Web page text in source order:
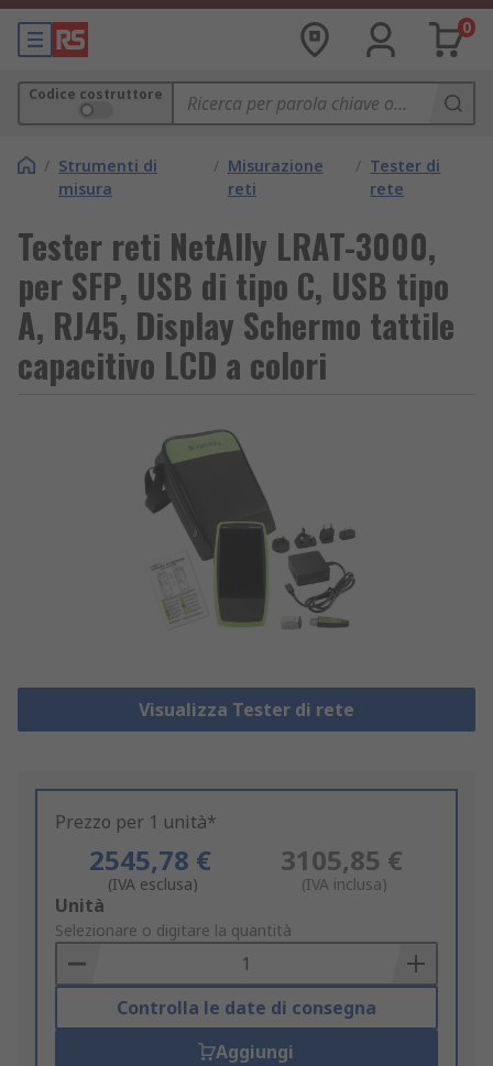
0
Codice costruttore
/ Strumenti di
misura
/ Misurazione
reti
/ Tester di
rete
Tester reti NetAlly LRAT-3000,
per SFP, USB di tipo C, USB tipo
A, RJ45, Display Schermo tattile
capacitivo LCD a colori
Visualizza Tester di rete
Prezzo per 1 unità*
2545,78 €
(IVA esclusa)
3105,85 €
(IVA inclusa)
Add
to
Basket
Unità
Selezionare o digitare la quantità
Controlla le date di consegna
Aggiungi